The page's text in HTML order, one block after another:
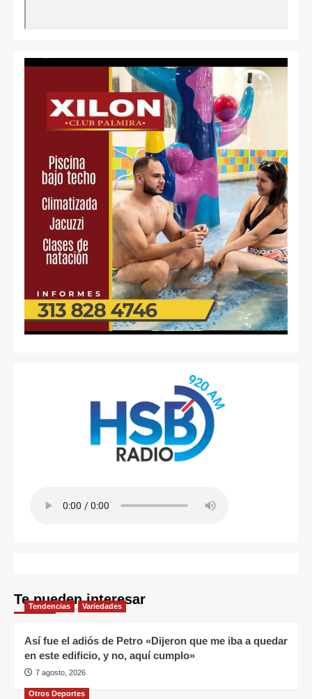
Te pueden interesar
Tendencias Variedades
Así fue el adiós de Petro «Dijeron que me iba a quedar
en este edificio, y no, aquí cumplo»
7 agosto, 2026
Otros Deportes